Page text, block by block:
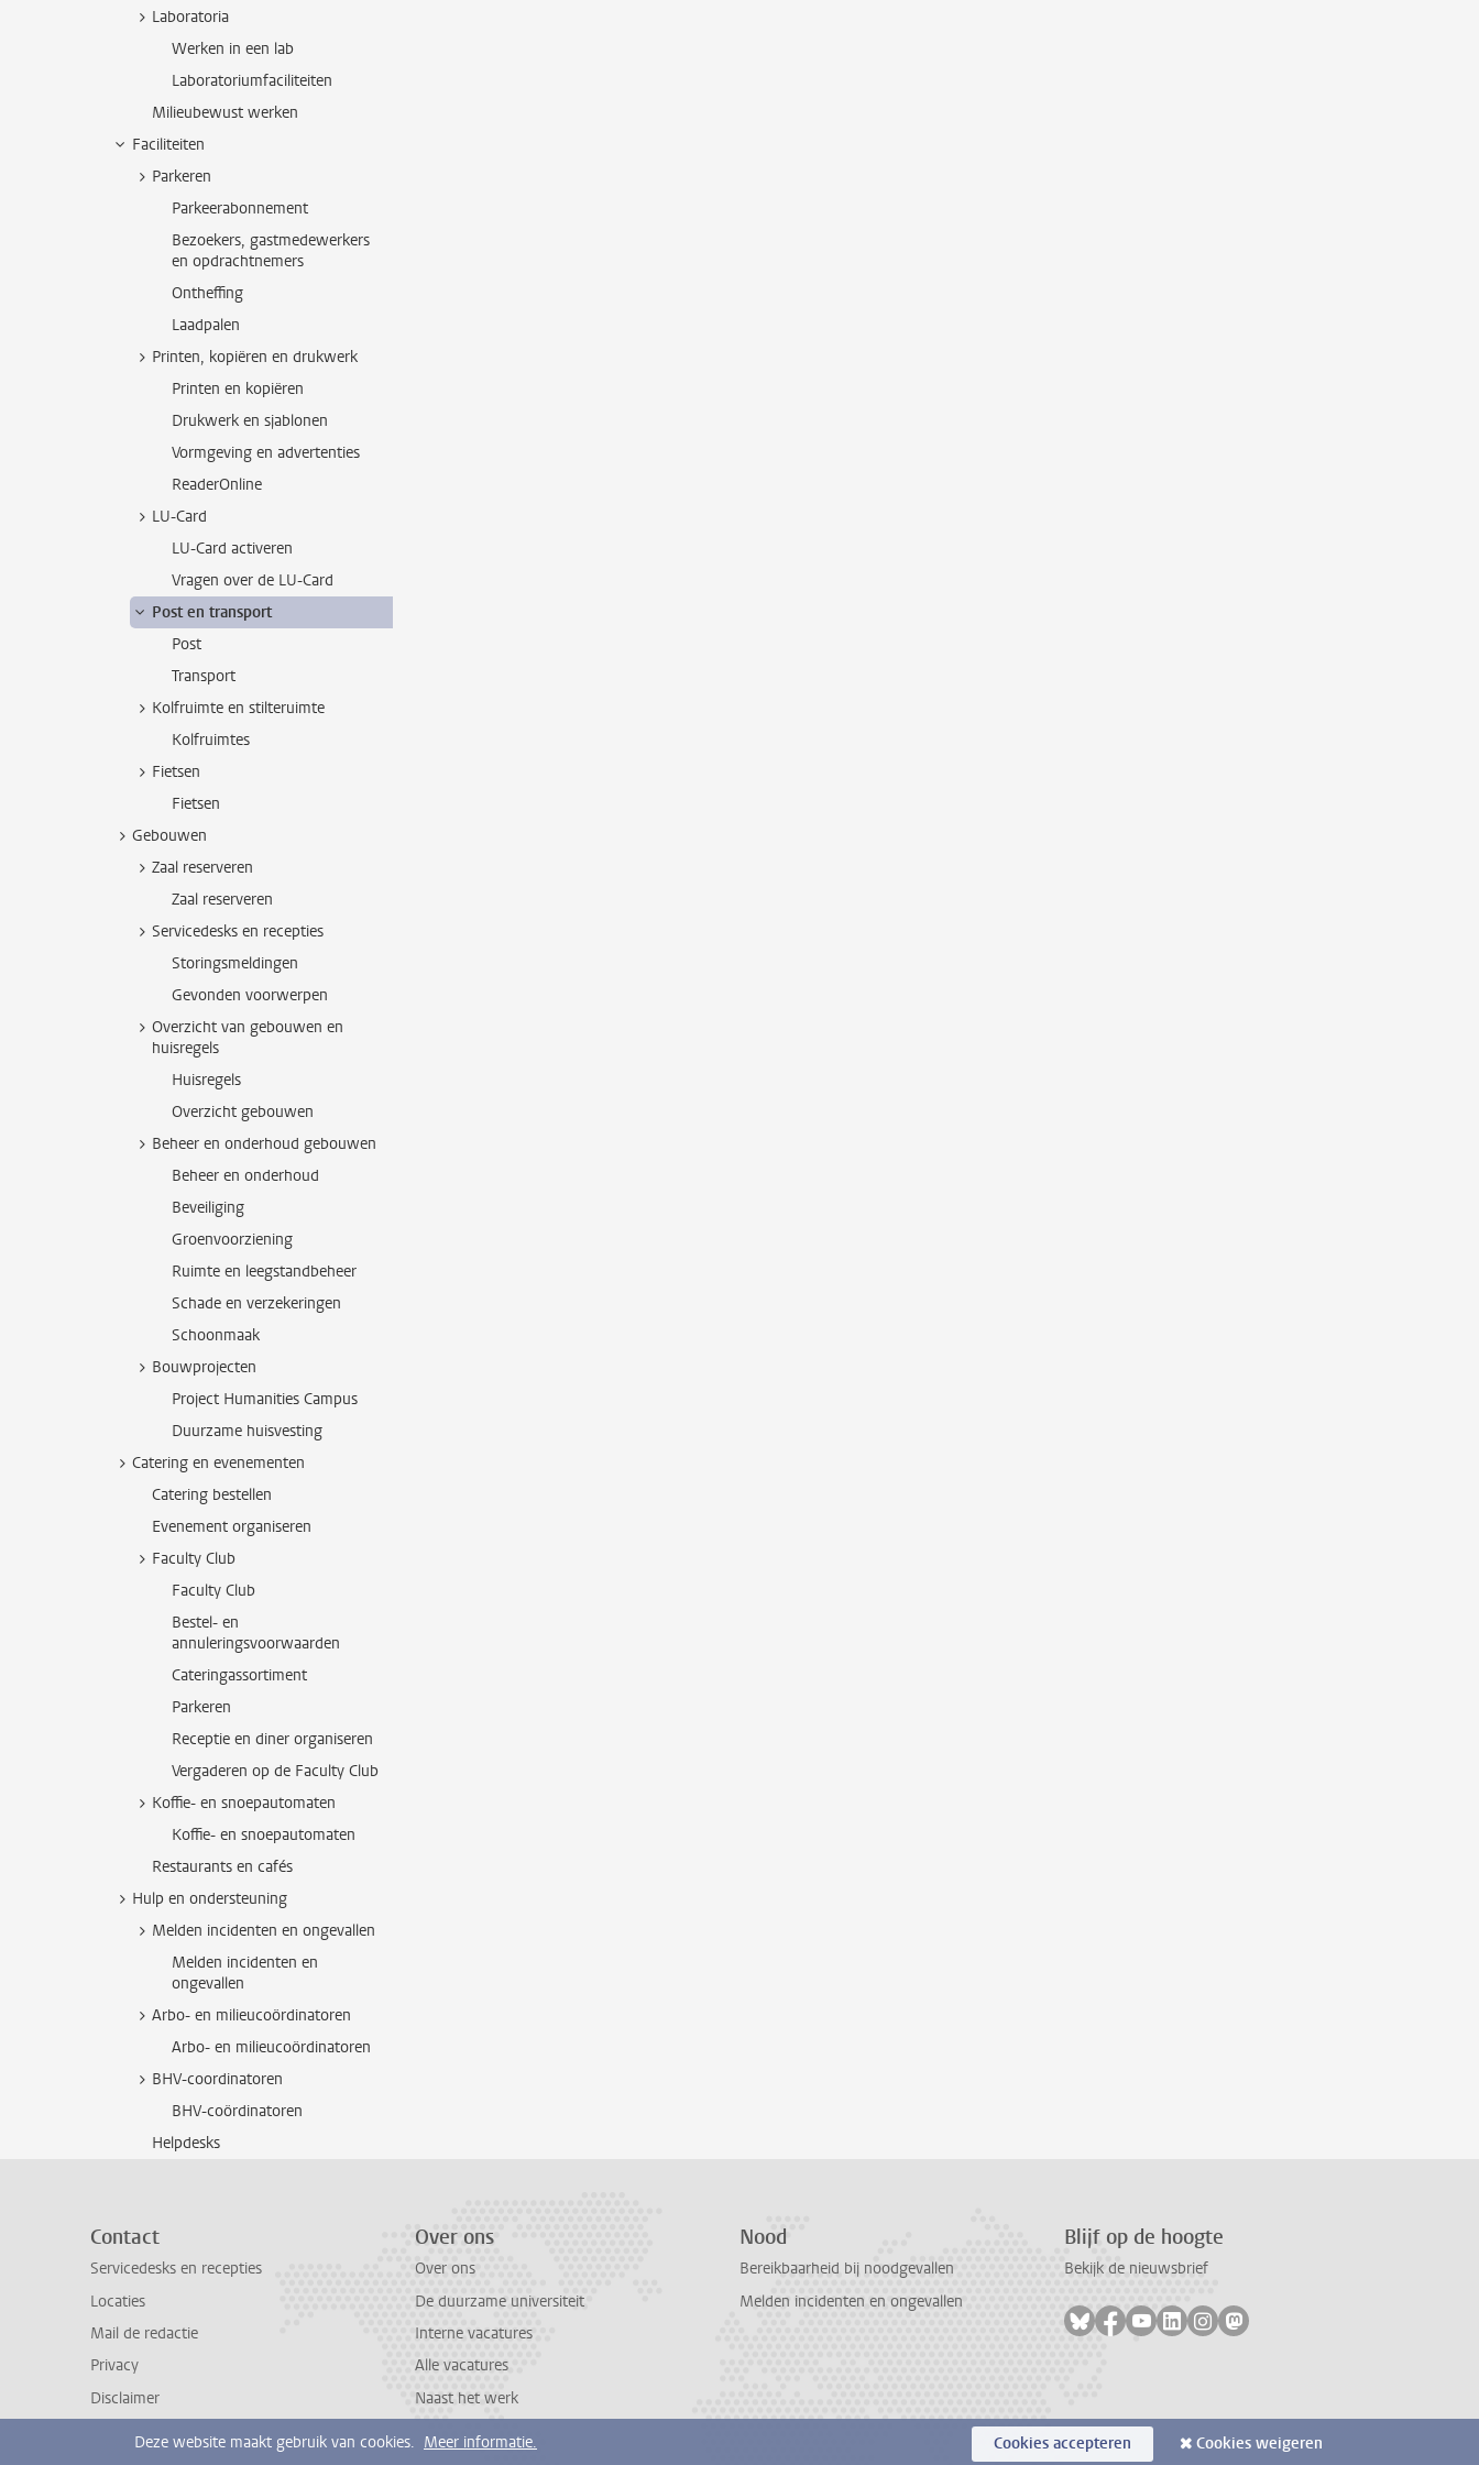
Laboratoria
Werken in een lab
Laboratoriumfaciliteiten
Milieubewust werken
Faciliteiten
Parkeren
Parkeerabonnement
Bezoekers, gastmedewerkers
en opdrachtnemers
Ontheffing
Laadpalen
Printen, kopiëren en drukwerk
Printen en kopiëren
Drukwerk en sjablonen
Vormgeving en advertenties
ReaderOnline
LU-Card
LU-Card activeren
Vragen over de LU-Card
Post en transport
Post
Transport
Kolfruimte en stilteruimte
Kolfruimtes
Fietsen
Fietsen
Gebouwen
Zaal reserveren
Zaal reserveren
Servicedesks en recepties
Storingsmeldingen
Gevonden voorwerpen
Overzicht van gebouwen en
huisregels
Huisregels
Overzicht gebouwen
Beheer en onderhoud gebouwen
Beheer en onderhoud
Beveiliging
Groenvoorziening
Ruimte en leegstandbeheer
Schade en verzekeringen
Schoonmaak
Bouwprojecten
Project Humanities Campus
Duurzame huisvesting
Catering en evenementen
Catering bestellen
Evenement organiseren
Faculty Club
Faculty Club
Bestel- en
annuleringsvoorwaarden
Cateringassortiment
Parkeren
Receptie en diner organiseren
Vergaderen op de Faculty Club
Koffie- en snoepautomaten
Koffie- en snoepautomaten
Restaurants en cafés
Hulp en ondersteuning
Melden incidenten en ongevallen
Melden incidenten en
ongevallen
Arbo- en milieucoördinatoren
Arbo- en milieucoördinatoren
BHV-coordinatoren
BHV-coördinatoren
Helpdesks
Contact
Servicedesks en recepties
Locaties
Mail de redactie
Privacy
Disclaimer
Over ons
Over ons
De duurzame universiteit
Interne vacatures
Alle vacatures
Naast het werk
Nood
Bereikbaarheid bij noodgevallen
Melden incidenten en ongevallen
Blijf op de hoogte
Bekijk de nieuwsbrief
Volg ons op bluesky
Volg ons op facebook
Volg ons op youtube
Volg ons op linkedin
Volg ons op instagram
Volg ons op mastodon
Deze website maakt gebruik van cookies. Meer informatie. Cookies accepteren Cookies weigeren